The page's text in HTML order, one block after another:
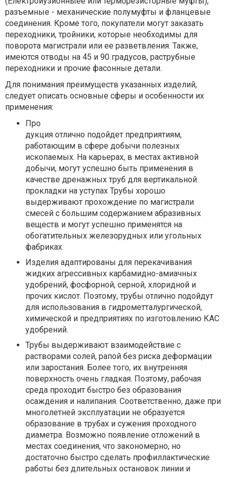
разъемные - механические полумуфты и фланцевые
соединения. Кроме того, покупатели могут заказать
переходники, тройники, которые необходимы для
поворота магистрали или ее разветвления. Также,
имеются отводы на 45 и 90 градусов, раструбные
переходники и прочие фасонные детали.
Для понимания преимуществ указанных изделий,
следует описать основные сферы и особенности их
применения:
Про
дукция отлично подойдет предприятиям,
работающим в сфере добычи полезных
ископаемых. На карьерах, в местах активной
добычи, могут успешно быть применения в
качестве дренажных труб для вертикальной
прокладки на уступах Трубы хорошо
выдерживают прохождение по магистрали
смесей с большим содержанием абразивных
веществ и могут успешно применятся на
обогатительных железорудных или угольных
фабриках.
Изделия адаптированы для перекачивания
жидких агрессивных карбамидно-амиачных
удобрений, фосфорной, серной, хлоридной и
прочих кислот. Поэтому, трубы отлично подойдут
для использования в гидрометталургической,
химической и предприятиях по изготовлению КАС
удобрений.
Трубы выдерживают взаимодействие с
растворами солей, рапой без риска деформации
или заростания. Более того, их внутренняя
поверхность очень гладкая. Поэтому, рабочая
среда проходит быстро без образования
осаждения и налипания. Соответственно, даже при
многолетней эксплуатации не образуется
образование в трубах и сужения проходного
диаметра. Возможно появление отложений в
местах соединения, что закономерно, но
достаточно быстро сделать профиллактические
работы без длительных остановок линии и